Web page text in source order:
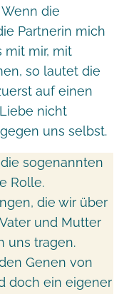
die
Partnerin mich
mit mir, mit
so lautet die
auf einen
nicht
uns selbst.
sogenannten
Rolle.
die wir über
und Mutter
uns tragen.
Genen von
doch ein eigener